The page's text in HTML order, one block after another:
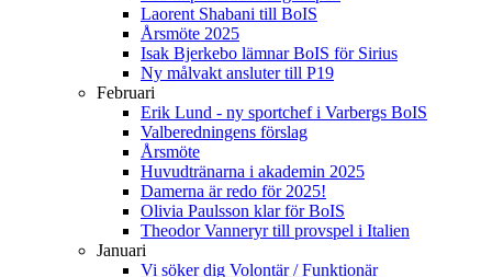
Laorent Shabani till BoIS
Årsmöte 2025
Isak Bjerkebo lämnar BoIS för Sirius
Ny målvakt ansluter till P19
Februari
Erik Lund - ny sportchef i Varbergs BoIS
Valberedningens förslag
Årsmöte
Huvudtränarna i akademin 2025
Damerna är redo för 2025!
Olivia Paulsson klar för BoIS
Theodor Vanneryr till provspel i Italien
Januari
Vi söker dig Volontär / Funktionär